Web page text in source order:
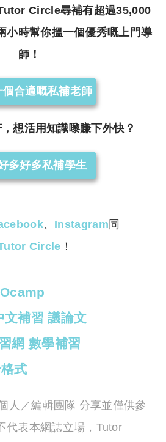
Circle尋補有超過35,000
小時幫你搵一個優秀嘅上門導
師！
個合適嘅私補老師
想活用知識嚟賺下外快？
多好多私補學生
、 Instagram 同
Circle ！
文補習 議論文
網 數學補習
式
人／編輯團隊 分享並僅供參
代表本網誌立場，Tutor